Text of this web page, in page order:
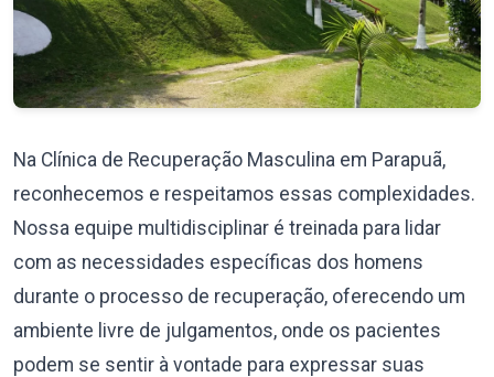
Na Clínica de Recuperação Masculina em Parapuã,
reconhecemos e respeitamos essas complexidades.
Nossa equipe multidisciplinar é treinada para lidar
com as necessidades específicas dos homens
durante o processo de recuperação, oferecendo um
ambiente livre de julgamentos, onde os pacientes
podem se sentir à vontade para expressar suas